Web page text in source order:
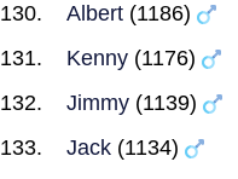
Albert (1186)
Kenny (1176)
Jimmy (1139)
Jack (1134)